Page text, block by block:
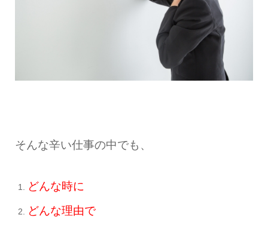
そんな辛い仕事の中でも、
どんな時に
どんな理由で